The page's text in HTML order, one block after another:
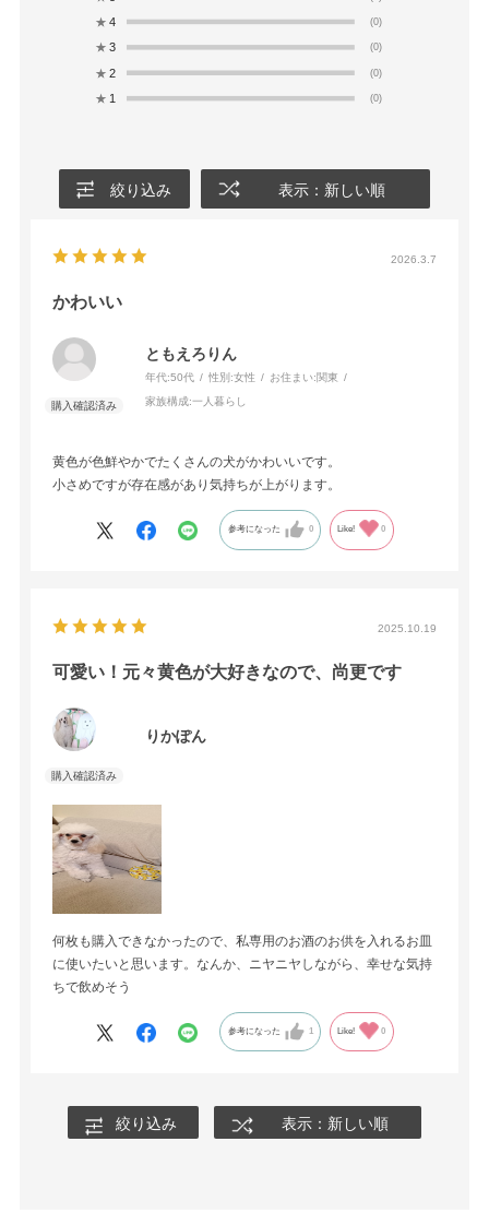
★ 4 (0)
★ 3 (0)
★ 2 (0)
★ 1 (0)
絞り込み 表示：新しい順
2026.3.7
かわいい
ともえろりん
年代:50代 性別:女性 お住まい:関東
家族構成:一人暮らし
黄色が色鮮やかでたくさんの犬がかわいいです。
小さめですが存在感があり気持ちが上がります。
参考になった 0 Like! 0
2025.10.19
可愛い！元々黄色が大好きなので、尚更です
りかぽん
何枚も購入できなかったので、私専用のお酒のお供を入れるお皿
に使いたいと思います。なんか、ニヤニヤしながら、幸せな気持
ちで飲めそう
参考になった 1 Like! 0
絞り込み 表示：新しい順